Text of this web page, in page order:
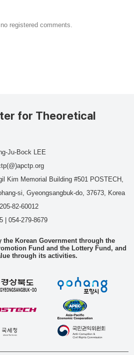
registered comments.
for Theoretical
Ju-Bock LEE
Kim Memorial Building #501 POSTECH,
si, Gyeongsangbuk-do, 37673, Korea
205-82-60012
| 054-279-8679
the Korean Government through the
Fund and the Lottery Fund, and
through its activities.